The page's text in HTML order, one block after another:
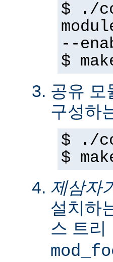
$ ./
--
$
공유 모
구성하
$ ./
$
제삼자
설치하
스 트리